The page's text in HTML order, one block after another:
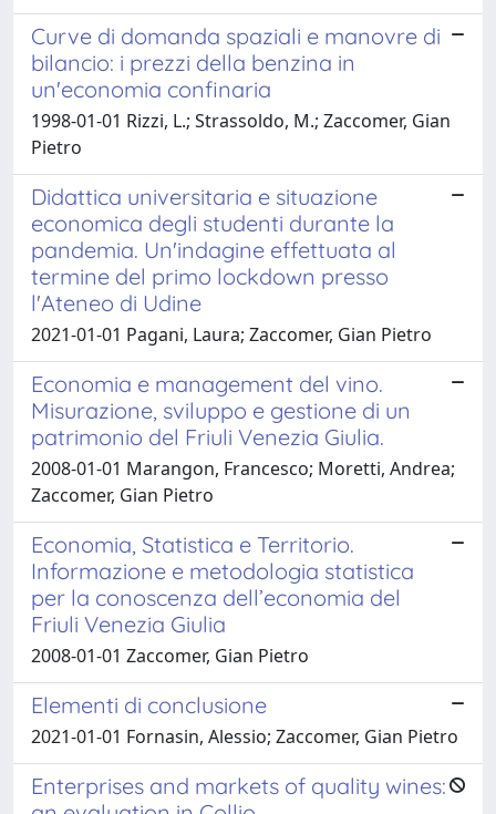
Curve di domanda spaziali e manovre di
bilancio: i prezzi della benzina in
un'economia confinaria
1998-01-01 Rizzi, L.; Strassoldo, M.; Zaccomer, Gian
Pietro
Didattica universitaria e situazione
economica degli studenti durante la
pandemia. Un'indagine effettuata al
termine del primo lockdown presso
l'Ateneo di Udine
2021-01-01 Pagani, Laura; Zaccomer, Gian Pietro
Economia e management del vino.
Misurazione, sviluppo e gestione di un
patrimonio del Friuli Venezia Giulia.
2008-01-01 Marangon, Francesco; Moretti, Andrea;
Zaccomer, Gian Pietro
Economia, Statistica e Territorio.
Informazione e metodologia statistica
per la conoscenza dell’economia del
Friuli Venezia Giulia
2008-01-01 Zaccomer, Gian Pietro
Elementi di conclusione
2021-01-01 Fornasin, Alessio; Zaccomer, Gian Pietro
Enterprises and markets of quality wines: